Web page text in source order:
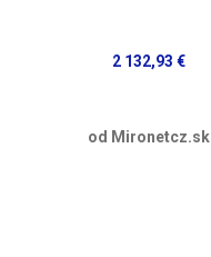
2 132,93 €
od Mironetcz.sk